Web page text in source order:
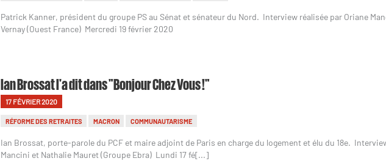
Patrick Kanner, président du groupe PS au Sénat et sénateur du Nord. Interview réalisée par Oriane
Vernay (Ouest France) Mercredi 19 février 2020
Ian Brossat l'a dit dans "Bonjour Chez Vous !"
17 FÉVRIER 2020
RÉFORME DES RETRAITES MACRON COMMUNAUTARISME
Ian Brossat, porte-parole du PCF et maire adjoint de Paris en charge du logement et élu du 18e.
Mancini et Nathalie Mauret (Groupe Ebra) Lundi 17 fé[...]